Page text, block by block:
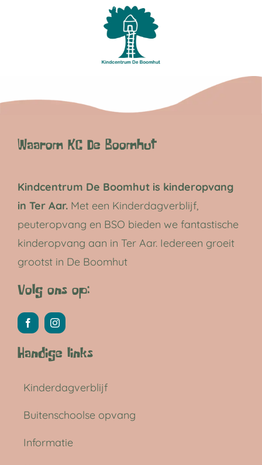
Waarom KC De Boomhut
Kindcentrum De Boomhut is kinderopvang
in Ter Aar.Met een Kinderdagverblijf,
peuteropvang en BSO bieden we fantastische
kinderopvang aan in Ter Aar. Iedereen groeit
grootst in De Boomhut
Volg ons op:
Handige links
Kinderdagverblijf
Buitenschoolse opvang
Informatie